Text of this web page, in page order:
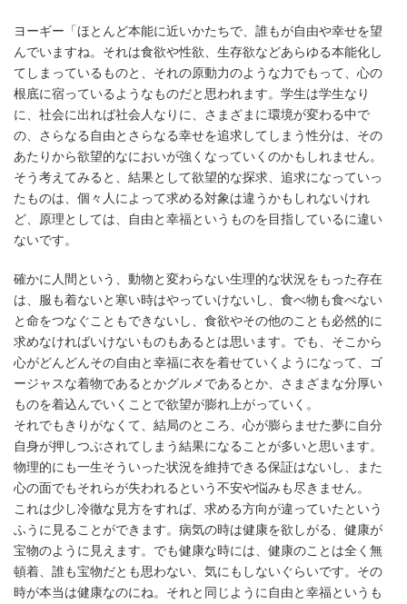
ヨーギー「ほとんど本能に近いかたちで、誰もが自由や幸せを望
んでいますね。それは食欲や性欲、生存欲などあらゆる本能化し
てしまっているものと、それの原動力のような力でもって、心の
根底に宿っているようなものだと思われます。学生は学生なり
に、社会に出れば社会人なりに、さまざまに環境が変わる中で
の、さらなる自由とさらなる幸せを追求してしまう性分は、その
あたりから欲望的なにおいが強くなっていくのかもしれません。
そう考えてみると、結果として欲望的な探求、追求になっていっ
たものは、個々人によって求める対象は違うかもしれないけれ
ど、原理としては、自由と幸福というものを目指しているに違い
ないです。
確かに人間という、動物と変わらない生理的な状況をもった存在
は、服も着ないと寒い時はやっていけないし、食べ物も食べない
と命をつなぐこともできないし、食欲やその他のことも必然的に
求めなければいけないものもあるとは思います。でも、そこから
心がどんどんその自由と幸福に衣を着せていくようになって、ゴ
ージャスな着物であるとかグルメであるとか、さまざまな分厚い
ものを着込んでいくことで欲望が膨れ上がっていく。
それでもきりがなくて、結局のところ、心が膨らませた夢に自分
自身が押しつぶされてしまう結果になることが多いと思います。
物理的にも一生そういった状況を維持できる保証はないし、また
心の面でもそれらが失われるという不安や悩みも尽きません。
これは少し冷徹な見方をすれば、求める方向が違っていたという
ふうに見ることができます。病気の時は健康を欲しがる、健康が
宝物のように見えます。でも健康な時には、健康のことは全く無
頓着、誰も宝物だとも思わない、気にもしないぐらいです。その
時が本当は健康なのにね。それと同じように自由と幸福というも